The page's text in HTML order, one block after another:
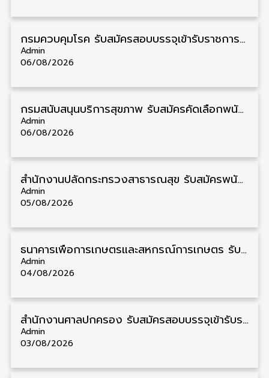
กรมควบคุมโรค รับสมัครสอบบรรจุเข้ารับราชการ วุฒิ ปวส./ป.ตรี 17 อัตรา รับสมัคร 17 สิงหาคม – 4 กันยายน
Admin
06/08/2026
กรมสนับสนุนบริการสุขภาพ รับสมัครคัดเลือกพนักงานราชการ วุฒิ ปวส./ป.ตรี 13 อัตรา รับสมัคร 11 – 20 สิงหาคม
Admin
06/08/2026
สำนักงานปลัดกระทรวงสาธารณสุข รับสมัครพนักงานราชการรูปแบบพิเศษ วุฒิ ปวส./ป.ตรี 102 อัตรา รับสมัคร 17 – 28 สิงหาคม
Admin
05/08/2026
ธนาคารเพื่อการเกษตรและสหกรณ์การเกษตร รับสมัครบุคคลเพื่อเป็นผู้ช่วยพนักงาน วุฒิ ป.ตรี 5 อัตรา รับสมัคร 4 – 14 สิงหาคม
Admin
04/08/2026
สํานักงานศาลปกครอง รับสมัครสอบบรรจุเข้ารับราชการ วุฒิ ป.ตรี 72 อัตรา รับสมัคร 31 สิงหาคม – 18 กันยายน
Admin
03/08/2026